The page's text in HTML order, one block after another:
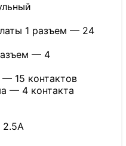
1 разъем — 24
— 4
15 контактов
— 4 контакта
2.5A